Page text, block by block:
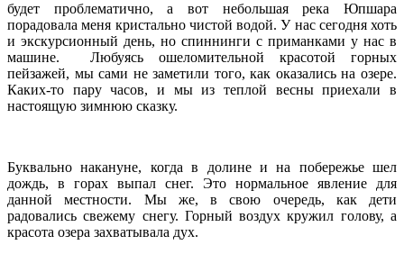
будет проблематично, а вот небольшая река Юпшара
порадовала меня кристально чистой водой. У нас сегодня хоть
и экскурсионный день, но спиннинги с приманками у нас в
машине. Любуясь ошеломительной красотой горных
пейзажей, мы сами не заметили того, как оказались на озере.
Каких-то пару часов, и мы из теплой весны приехали в
настоящую зимнюю сказку.
Буквально накануне, когда в долине и на побережье шел
дождь, в горах выпал снег. Это нормальное явление для
данной местности. Мы же, в свою очередь, как дети
радовались свежему снегу. Горный воздух кружил голову, а
красота озера захватывала дух.